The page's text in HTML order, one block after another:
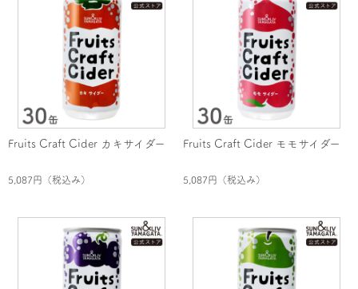
Fruits Craft Cider カキサイダー
5,087円 （税込み）
Fruits Craft Cider モモサイダー
5,087円 （税込み）